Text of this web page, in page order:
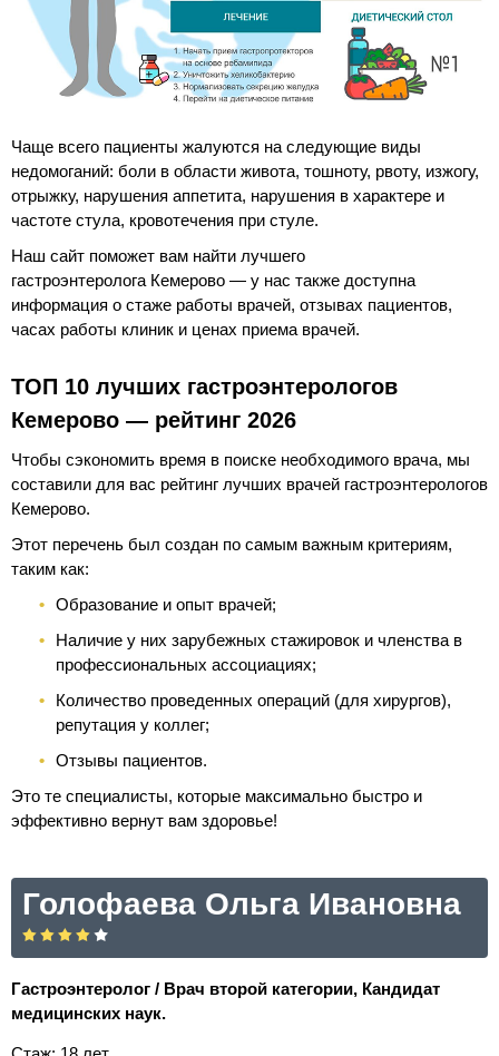
Чаще всего пациенты жалуются на следующие виды
недомоганий: боли в области живота, тошноту, рвоту, изжогу,
отрыжку, нарушения аппетита, нарушения в характере и
частоте стула, кровотечения при стуле.
Наш сайт поможет вам найти лучшего
гастроэнтеролога Кемерово — у нас также доступна
информация о стаже работы врачей, отзывах пациентов,
часах работы клиник и ценах приема врачей.
ТОП 10 лучших гастроэнтерологов
Кемерово — рейтинг 2026
Чтобы сэкономить время в поиске необходимого врача, мы
составили для вас рейтинг лучших врачей гастроэнтерологов
Кемерово.
Этот перечень был создан по самым важным критериям,
таким как:
Образование и опыт врачей;
Наличие у них зарубежных стажировок и членства в
профессиональных ассоциациях;
Количество проведенных операций (для хирургов),
репутация у коллег;
Отзывы пациентов.
Это те специалисты, которые максимально быстро и
эффективно вернут вам здоровье!
Голофаева Ольга Ивановна
Гастроэнтеролог / Врач второй категории, Кандидат
медицинских наук.